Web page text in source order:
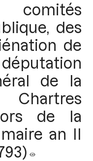
des
de
de la
lors de la
an II